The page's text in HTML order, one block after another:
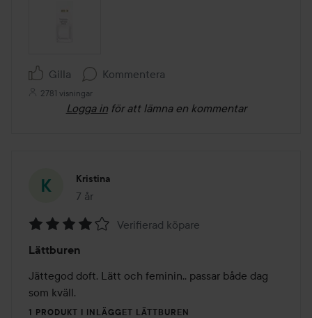
Gilla Kommentera
2781 visningar
Logga in för att lämna en kommentar
Kristina
7 år
Inlägget skapades 7 år
4
av
5
Verifierad köpare
Lättburen
Jättegod doft. Lätt och feminin.. passar både dag
som kväll.
1 PRODUKT I INLÄGGET LÄTTBUREN